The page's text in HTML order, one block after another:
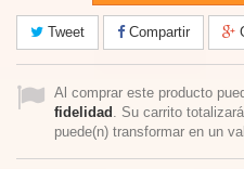
Tweet Compartir
Al comprar este producto
fidelidad . Su carrito totalizará
puede(n) transformar en un